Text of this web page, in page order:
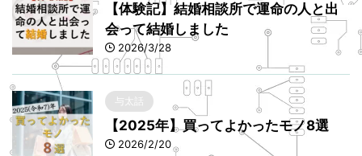
【体験記】結婚相談所で運命の人と出
会って結婚しました
2026/3/28
与太話
【2025年】買ってよかったモノ8選
2026/2/20